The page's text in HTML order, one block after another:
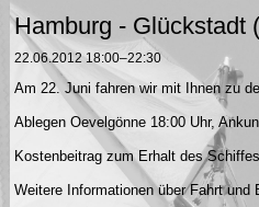
Hamburg - Glückstadt
22.06.2012 18:00–22:30
Am 22. Juni fahren wir mit Ihnen zu
Ablegen Oevelgönne 18:00 Uhr,
Kostenbeitrag zum Erhalt des
Weitere Informationen über Fahrt und